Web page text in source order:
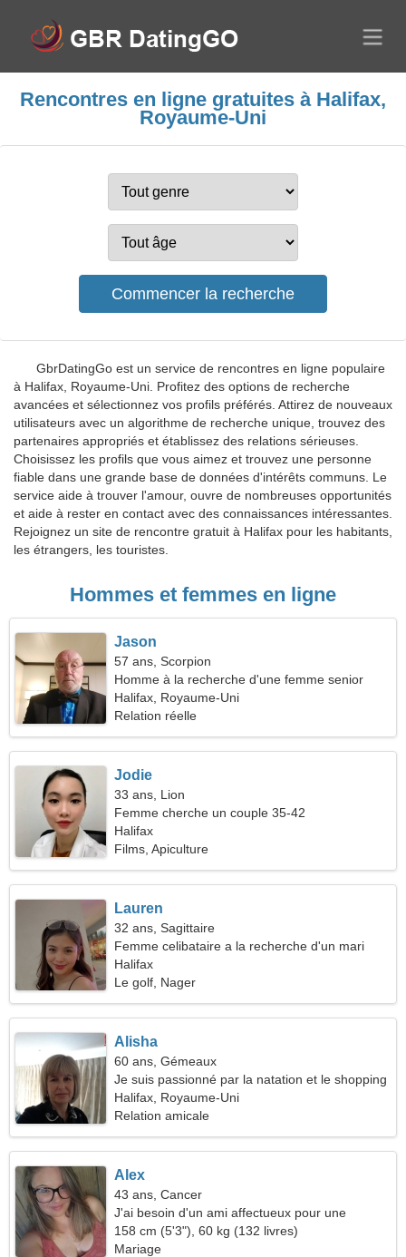
Rencontres en ligne gratuites à Halifax,
Royaume-Uni
GbrDatingGo est un service de rencontres en ligne populaire
à Halifax, Royaume-Uni. Profitez des options de recherche
avancées et sélectionnez vos profils préférés. Attirez de nouveaux
utilisateurs avec un algorithme de recherche unique, trouvez des
partenaires appropriés et établissez des relations sérieuses.
Choisissez les profils que vous aimez et trouvez une personne
fiable dans une grande base de données d'intérêts communs. Le
service aide à trouver l'amour, ouvre de nombreuses opportunités
et aide à rester en contact avec des connaissances intéressantes.
Rejoignez un site de rencontre gratuit à Halifax pour les habitants,
les étrangers, les touristes.
Hommes et femmes en ligne
Jason
57 ans, Scorpion
Homme à la recherche d'une femme senior
Halifax, Royaume-Uni
Relation réelle
Jodie
33 ans, Lion
Femme cherche un couple 35-42
Halifax
Films, Apiculture
Lauren
32 ans, Sagittaire
Femme celibataire a la recherche d'un mari
Halifax
Le golf, Nager
Alisha
60 ans, Gémeaux
Je suis passionné par la natation et le shopping
Halifax, Royaume-Uni
Relation amicale
Alex
43 ans, Cancer
J'ai besoin d'un ami affectueux pour une
promenade ensemble
158 cm (5'3"), 60 kg (132 livres)
Mariage